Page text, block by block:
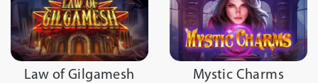
Law of Gilgamesh Mystic Charms